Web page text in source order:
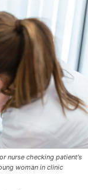
nurse checking patient's
woman in clinic